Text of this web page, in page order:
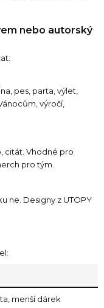
nebo autorský
pes, parta, výlet,
výročí,
citát. Vhodné pro
pro tým.
ne. Designy z UTOPY
menší dárek